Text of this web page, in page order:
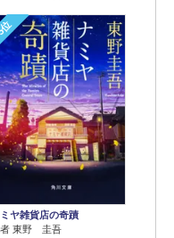
ヤ雑貨店の奇蹟
東野 圭吾